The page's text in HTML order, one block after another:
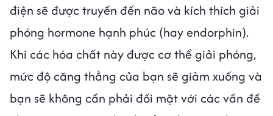
điện sẽ được truyền đến não và kích thích giải
phóng hormone hạnh phúc (hay endorphin).
Khi các hóa chất này được cơ thể giải phóng,
mức độ căng thẳng của bạn sẽ giảm xuống và
bạn sẽ không cần phải đối mặt với các vấn đề